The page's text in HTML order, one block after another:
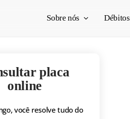
Sobre nós Débitos
placa
online
você resolve tudo do